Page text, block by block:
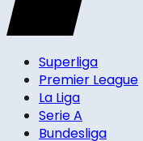
Superliga
Premier League
La Liga
Serie A
Bundesliga